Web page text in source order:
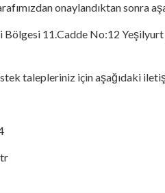
onaylandıktan sonra
Bölgesi 11.Cadde No:12
talepleriniz için aşağıdaki